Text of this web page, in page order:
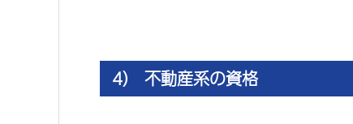
4） 不動産系の資格